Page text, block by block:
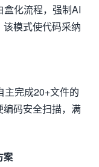
化流程，强制AI
模式使代码采纳
主完成20+文件的
码安全扫描，满
案